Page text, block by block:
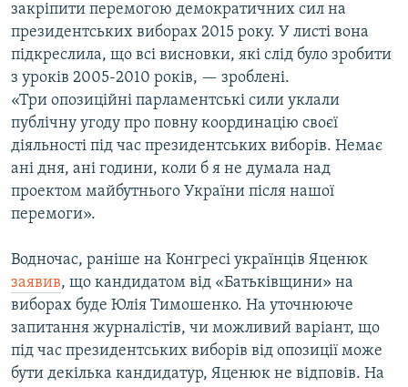
закріпити перемогою демократичних сил на
президентських виборах 2015 року. У листі вона
підкреслила, що всі висновки, які слід було зробити
з уроків 2005-2010 років, — зроблені.
«Три опозиційні парламентські сили уклали
публічну угоду про повну координацію своєї
діяльності під час президентських виборів. Немає
ані дня, ані години, коли б я не думала над
проектом майбутнього України після нашої
перемоги».
Водночас, раніше на Конгресі українців Яценюк
заявив, що кандидатом від «Батьківщини» на
виборах буде Юлія Тимошенко. На уточнююче
запитання журналістів, чи можливий варіант, що
під час президентських виборів від опозиції може
бути декілька кандидатур, Яценюк не відповів. На